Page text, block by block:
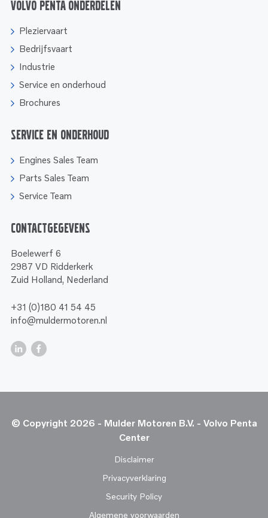
Volvo Penta onderdelen
Pleziervaart
Bedrijfsvaart
Industrie
Service en onderhoud
Brochures
Service en onderhoud
Engines Sales Team
Parts Sales Team
Service Team
Contactgegevens
Boelewerf 6
2987 VD Ridderkerk
Zuid Holland, Nederland
+31 (0)180 41 54 45
info@muldermotoren.nl
© Copyright 2026 - Mulder Motoren B.V. - Volvo Penta
Center
Disclaimer
Privacyverklaring
Security Policy
Algemene voorwaarden